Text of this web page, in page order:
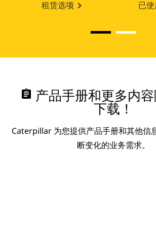
租赁选项 已
assignment 产品手册和更多内
下载！
Caterpillar 为您提供产品手册和其他信
断变化的业务需求。